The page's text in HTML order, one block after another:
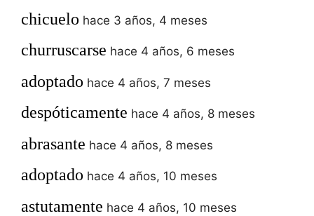
chicuelo hace 3 años, 4 meses
churruscarse hace 4 años, 6 meses
adoptado hace 4 años, 7 meses
despóticamente hace 4 años, 8 meses
abrasante hace 4 años, 8 meses
adoptado hace 4 años, 10 meses
astutamente hace 4 años, 10 meses